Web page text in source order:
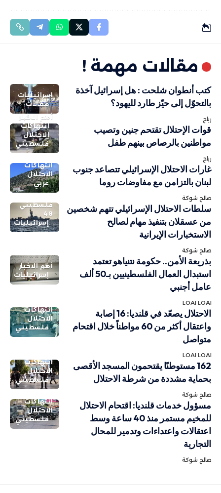
مقالات مهمة !
إسرائيليات
مقالات
كتب أنطوان شلحت : هل إسرائيل آخذة
بالتحوّل إلى حيّز طارد لليهود؟
رباح
أهم الاخبار
انتهاكات
الاحتلال
فلسطيني
قوات الإحتلال تقتحم جنين وتصيب
مواطنين بالرصاص بينهم طفل
رباح
انتهاكات
الاحتلال
عربي
غارات الاحتلال الإسرائيلي تتصاعد جنوب
لبنان بالتزامن مع مفاوضات روما
صالح شوكة
فلسطيني
48
إسرائيليات
سلطات الاحتلال الإسرائيلي تتهم شخصين
من عسقلان بتنفيذ مهام لصالح
الاستخبارات الإيرانية
صالح شوكة
أهم الاخبار
إسرائيليات
بذريعة الأمن.. حكومة نتنياهو تعتمد
استبدال العمال الفلسطينيين بـ50 ألف
عامل أجنبي
LOAI LOAI
انتهاكات
الاحتلال
فلسطيني
الاحتلال يصعّد في قلنديا: 16 إصابة
واعتقال أكثر من 60 مواطناً خلال اقتحام
متواصل
LOAI LOAI
انتهاكات
الاحتلال
فلسطيني
162 مستوطنًا يقتحمون المسجد الأقصى
بحماية مشددة من شرطة الاحتلال
صالح شوكة
انتهاكات
الاحتلال
فلسطيني
مسؤول خدمات قلنديا: اقتحام الاحتلال
للمخيم مستمر منذ 40 ساعة وسط
اعتقالات واعتداءات وتدمير للمحال
التجارية
صالح شوكة